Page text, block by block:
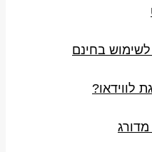
בחינם
לווידאו?